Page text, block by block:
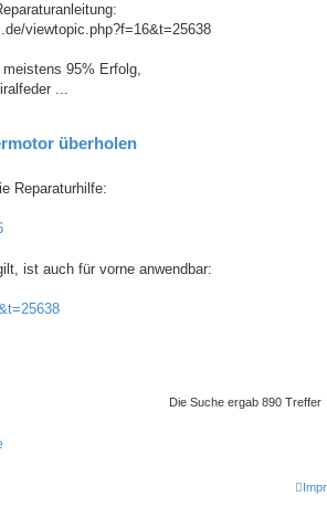
viewtopic.php?f=16&t=25638
meistens 95% Erfolg,
...
überholen
Reparaturhilfe:
ist auch für vorne anwendbar:
Die Suche ergab 890 Treffer